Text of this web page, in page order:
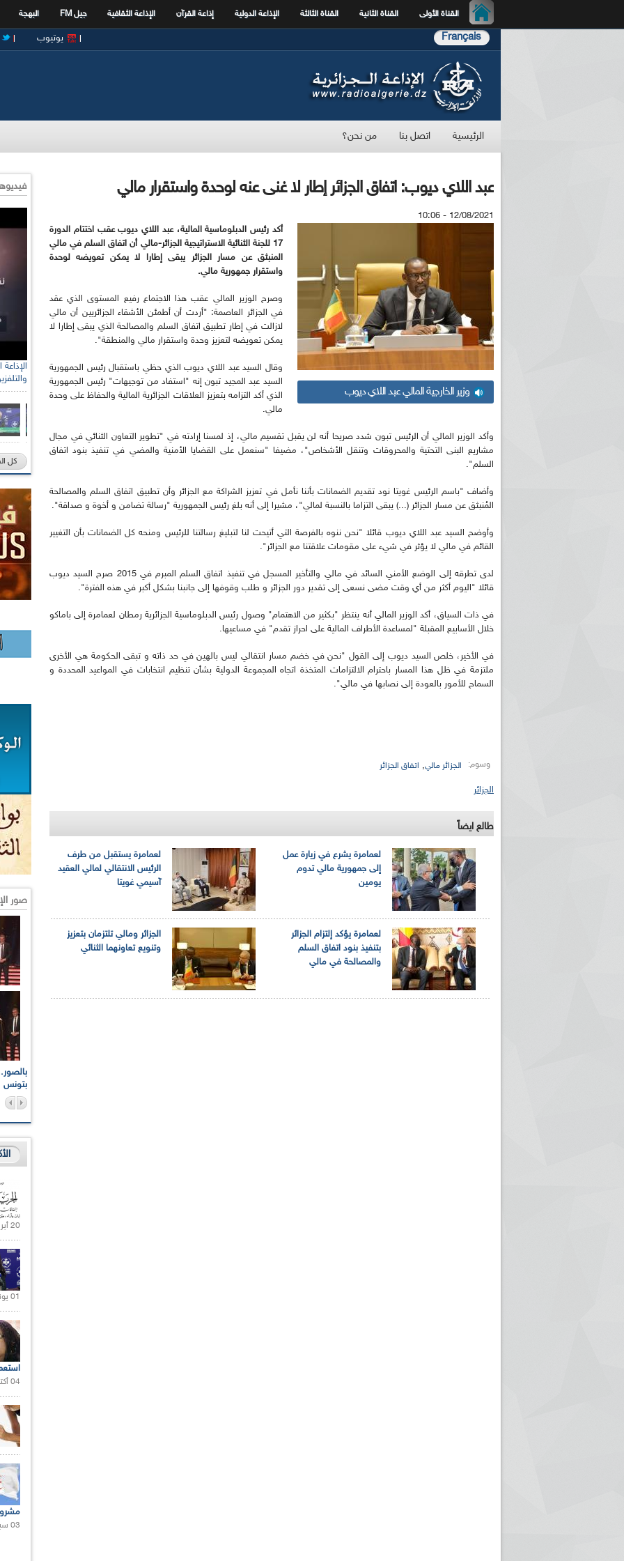
القناة الأولى القناة الثانية القناة الثالثة الإذاعة الدولية إذاعة القرآن الإذاعة الثقافية جيل FM البهجة
Français يوتيوب
الرئيسية اتصل بنا من نحن؟
عبد اللاي ديوب: اتفاق الجزائر إطار لا غنى عنه لوحدة واستقرار مالي
12/08/2021 - 10:06
وزير الخارجية المالي عبد اللاي ديوب
أكد رئيس الدبلوماسية المالية، عبد اللاي ديوب عقب اختتام الدورة
17 للجنة الثنائية الاستراتيجية الجزائر-مالي أن اتفاق السلم في مالي
المنبثق عن مسار الجزائر يبقى إطارا لا يمكن تعويضه لوحدة
واستقرار جمهورية مالي.
وصرح الوزير المالي عقب هذا الاجتماع رفيع المستوى الذي عقد
في الجزائر العاصمة: "أردت أن أطمئن الأشقاء الجزائريين أن مالي
لازالت في إطار تطبيق اتفاق السلم والمصالحة الذي يبقى إطارا لا
يمكن تعويضه لتعزيز وحدة واستقرار مالي والمنطقة".
وقال السيد عبد اللاي ديوب الذي حظي باستقبال رئيس الجمهورية
السيد عبد المجيد تبون إنه "استفاد من توجيهات" رئيس الجمهورية
الذي أكد التزامه بتعزيز العلاقات الجزائرية المالية والحفاظ على وحدة
مالي.
وأكد الوزير المالي أن الرئيس تبون شدد صريحا أنه لن يقبل تقسيم مالي، إذ لمسنا إرادته في "تطوير التعاون الثنائي في مجال
مشاريع البنى التحتية والمحروقات وتنقل الأشخاص"، مضيفا "سنعمل على القضايا الأمنية والمضي في تنفيذ بنود اتفاق
السلم".
وأضاف "باسم الرئيس غويتا نود تقديم الضمانات بأننا نأمل في تعزيز الشراكة مع الجزائر وأن تطبيق اتفاق السلم والمصالحة
المُنبثق عن مسار الجزائر (...) يبقى التزاما بالنسبة لمالي"، مشيرا إلى أنه بلغ رئيس الجمهورية "رسالة تضامن و أخوة و صداقة".
وأوضح السيد عبد اللاي ديوب قائلا "نحن ننوه بالفرصة التي أتيحت لنا لتبليغ رسالتنا للرئيس ومنحه كل الضمانات بأن التغيير
القائم في مالي لا يؤثر في شيء على مقومات علاقتنا مع الجزائر".
لدى تطرقه إلى الوضع الأمني السائد في مالي والتأخير المسجل في تنفيذ اتفاق السلم المبرم في 2015 صرح السيد ديوب
قائلا "اليوم أكثر من أي وقت مضى نسعى إلى تقدير دور الجزائر و طلب وقوفها إلى جانبنا بشكل أكبر في هذه الفترة".
في ذات السياق، أكد الوزير المالي أنه ينتظر "بكثير من الاهتمام" وصول رئيس الدبلوماسية الجزائرية رمطان لعمامرة إلى باماكو
خلال الأسابيع المقبلة "لمساعدة الأطراف المالية على احراز تقدم" في مساعيها.
في الأخير، خلص السيد ديوب إلى القول "نحن في خضم مسار انتقالي ليس بالهين في حد ذاته و تبقى الحكومة هي الأخرى
ملتزمة في ظل هذا المسار باحترام الالتزامات المتخذة اتجاه المجموعة الدولية بشأن تنظيم انتخابات في المواعيد المحددة و
السماح للأمور بالعودة إلى نصابها في مالي".
وسوم: الجزائر مالي, اتفاق الجزائر
الجزائر
طالع ايضاً
لعمامرة يستقبل من طرف
الرئيس الانتقالي لمالي العقيد
آسيمي غويتا
لعمامرة يشرع في زيارة عمل
إلى جمهورية مالي تدوم
يومين
الجزائر ومالي تلتزمان بتعزيز
وتنويع تعاونهما الثنائي
لعمامرة يؤكد إلتزام الجزائر
بتنفيذ بنود اتفاق السلم
والمصالحة في مالي
كل
صور
بتونس
20 أبريل 2021 |
01 يونيو 2021 |
04 أكتوبر 2020 |
03 سبتمبر 2020 |